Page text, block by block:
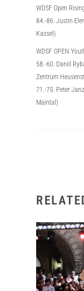
WDSF Open
84.-86. Justin
Kassel)
WDSF OPEN
58.-60. Daniil
Zentrum
71.-75. Peter
Maintal)